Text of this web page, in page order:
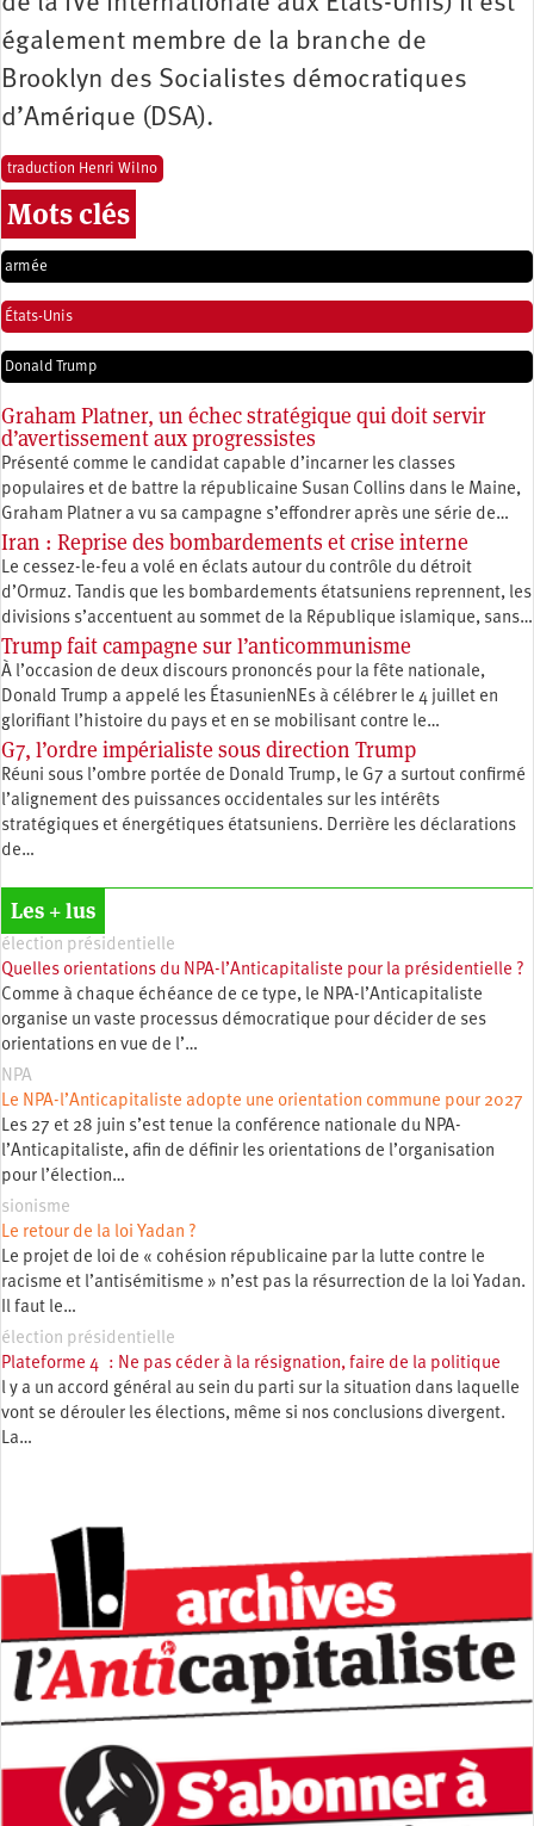
également membre de la branche de
Brooklyn des Socialistes démocratiques
d’Amérique (DSA).
traduction Henri Wilno
Mots clés
armée
États-Unis
Donald Trump
Graham Platner, un échec stratégique qui doit servir
d’avertissement aux progressistes
Présenté comme le candidat capable d’incarner les classes
populaires et de battre la républicaine Susan Collins dans le Maine,
Graham Platner a vu sa campagne s’effondrer après une série de…
Iran : Reprise des bombardements et crise interne
Le cessez-le-feu a volé en éclats autour du contrôle du détroit
d’Ormuz. Tandis que les bombardements étatsuniens reprennent, les
divisions s’accentuent au sommet de la République islamique, sans…
Trump fait campagne sur l’anticommunisme
À l’occasion de deux discours prononcés pour la fête nationale,
Donald Trump a appelé les ÉtasunienNEs à célébrer le 4 juillet en
glorifiant l’histoire du pays et en se mobilisant contre le…
G7, l’ordre impérialiste sous direction Trump
Réuni sous l’ombre portée de Donald Trump, le G7 a surtout confirmé
l’alignement des puissances occidentales sur les intérêts
stratégiques et énergétiques étatsuniens. Derrière les déclarations
de…
Les + lus
élection présidentielle
Quelles orientations du NPA-l’Anticapitaliste pour la présidentielle ?
Comme à chaque échéance de ce type, le NPA-l’Anticapitaliste
organise un vaste processus démocratique pour décider de ses
orientations en vue de l’…
NPA
Le NPA-l’Anticapitaliste adopte une orientation commune pour 2027
Les 27 et 28 juin s’est tenue la conférence nationale du NPA-
l’Anticapitaliste, afin de définir les orientations de l’organisation
pour l’élection…
sionisme
Le retour de la loi Yadan ?
Le projet de loi de « cohésion républicaine par la lutte contre le
racisme et l’antisémitisme » n’est pas la résurrection de la loi Yadan.
Il faut le…
élection présidentielle
Plateforme 4 : Ne pas céder à la résignation, faire de la politique
l y a un accord général au sein du parti sur la situation dans laquelle
vont se dérouler les élections, même si nos conclusions divergent.
La…